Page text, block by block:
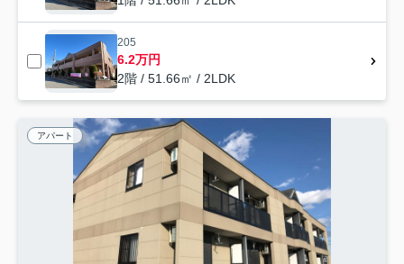
205
6.2万円
2階 / 51.66㎡ / 2LDK
アパート